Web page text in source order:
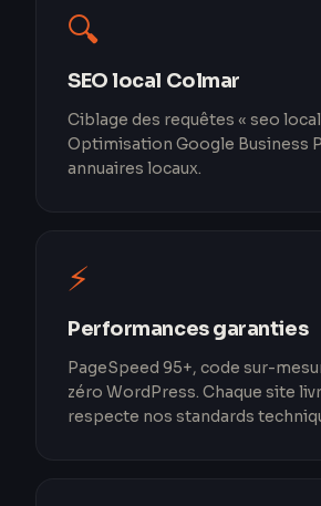
🔍
SEO local Colmar
Ciblage des requêtes « seo
Optimisation Google Business
annuaires locaux.
⚡
Performances garanties
PageSpeed 95+, code sur-
zéro WordPress. Chaque site
respecte nos standards